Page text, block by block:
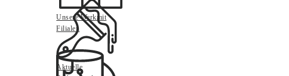
Unsere Werkmit
Filialen
Aktuelle